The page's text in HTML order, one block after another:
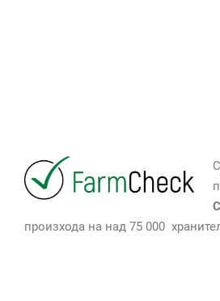
произхода на над 75 000